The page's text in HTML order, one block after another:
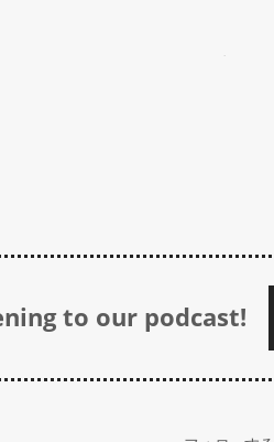
to our podcast!